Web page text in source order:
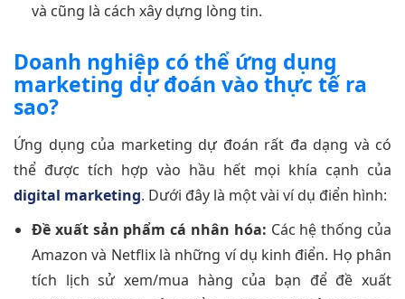
và cũng là cách xây dựng lòng tin.
Doanh nghiệp có thể ứng dụng
marketing dự đoán vào thực tế ra
sao?
Ứng dụng của marketing dự đoán rất đa dạng và có
thể được tích hợp vào hầu hết mọi khía cạnh của
digital marketing. Dưới đây là một vài ví dụ điển hình:
Đề xuất sản phẩm cá nhân hóa: Các hệ thống của
Amazon và Netflix là những ví dụ kinh điển. Họ phân
tích lịch sử xem/mua hàng của bạn để đề xuất